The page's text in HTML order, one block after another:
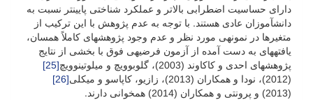
دارای حساسیت اضطرابی بالاتر و عملکرد شناختی پایین­تر نسبت به
دانش­آموزان عادی هستند. با توجه به عدم پژوهش با این ترکیب از
متغیرها در نمونه­ی مورد نظر و عدم وجود پژوهش­های کاملاً همسان،
یافته­های به ­دست آمده از آزمون فرضیه­ی فوق با بخشی از نتایج
پژوهش­های احدی و کاکاوند (2003)، گلوبوویچ و میلوتینوویچ
[25]
(2012)، نودا و همکاران (2013)، زازیو، کاپاسو و میکلی
[26]
(2013) و پرونتی و همکاران (2014) همخوانی دارند.